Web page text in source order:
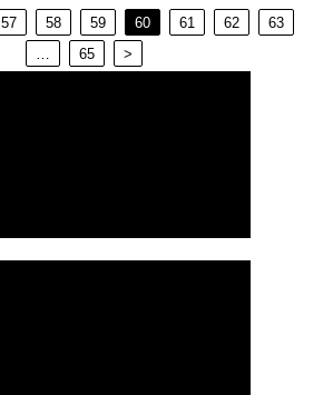
57 58 59 60 61 62
63
…
65 >